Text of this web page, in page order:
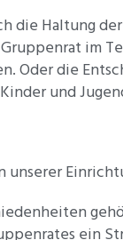
die Haltung
im
Oder die
und
unserer
ein